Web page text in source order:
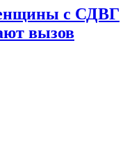
с СДВГ
вызов